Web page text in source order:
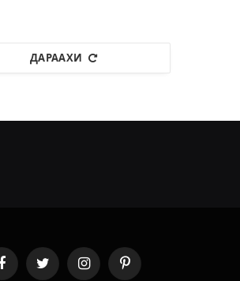
ДАРААХИ
FacebookTwitter InstagramPinterest